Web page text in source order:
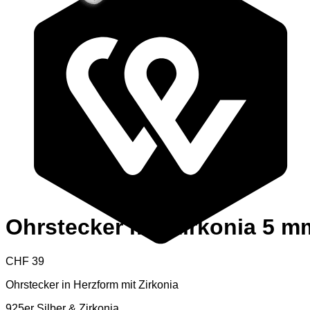
Ohrstecker mit Zirkonia 5
CHF 39
Ohrstecker in Herzform mit Zirkonia